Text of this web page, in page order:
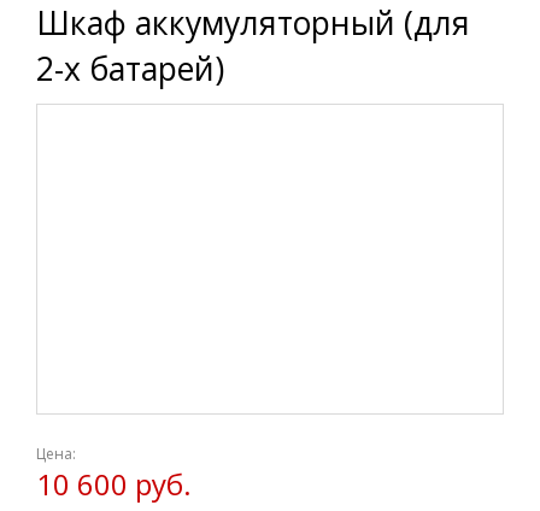
Шкаф аккумуляторный (для
2-х батарей)
Цена:
10 600 руб.